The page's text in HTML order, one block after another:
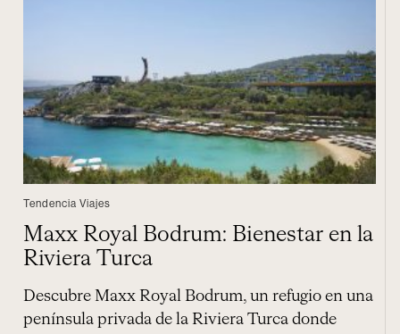
Tendencia Viajes
Maxx Royal Bodrum: Bienestar en la
Riviera Turca
Descubre Maxx Royal Bodrum, un refugio en una
península privada de la Riviera Turca donde